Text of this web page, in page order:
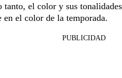
el color y sus
el color de la temporada.
PUBLICIDAD